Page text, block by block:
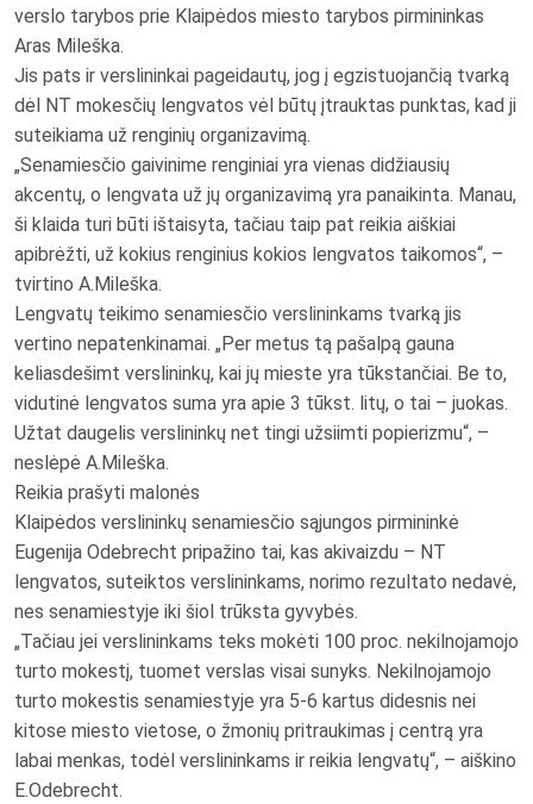
verslo tarybos prie Klaipėdos miesto tarybos pirmininkas
Aras Mileška.
Jis pats ir verslininkai pageidautų, jog į egzistuojančią tvarką
dėl NT mokesčių lengvatos vėl būtų įtrauktas punktas, kad ji
suteikiama už renginių organizavimą.
„Senamiesčio gaivinime renginiai yra vienas didžiausių
akcentų, o lengvata už jų organizavimą yra panaikinta. Manau,
ši klaida turi būti ištaisyta, tačiau taip pat reikia aiškiai
apibrėžti, už kokius renginius kokios lengvatos taikomos“, –
tvirtino A.Mileška.
Lengvatų teikimo senamiesčio verslininkams tvarką jis
vertino nepatenkinamai. „Per metus tą pašalpą gauna
keliasdešimt verslininkų, kai jų mieste yra tūkstančiai. Be to,
vidutinė lengvatos suma yra apie 3 tūkst. litų, o tai – juokas.
Užtat daugelis verslininkų net tingi užsiimti popierizmu“, –
neslėpė A.Mileška.
Reikia prašyti malonės
Klaipėdos verslininkų senamiesčio sąjungos pirmininkė
Eugenija Odebrecht pripažino tai, kas akivaizdu – NT
lengvatos, suteiktos verslininkams, norimo rezultato nedavė,
nes senamiestyje iki šiol trūksta gyvybės.
„Tačiau jei verslininkams teks mokėti 100 proc. nekilnojamojo
turto mokestį, tuomet verslas visai sunyks. Nekilnojamojo
turto mokestis senamiestyje yra 5-6 kartus didesnis nei
kitose miesto vietose, o žmonių pritraukimas į centrą yra
labai menkas, todėl verslininkams ir reikia lengvatų“, – aiškino
E.Odebrecht.